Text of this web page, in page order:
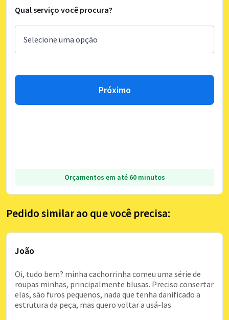
Qual serviço você procura?
Próximo
Orçamentos em até 60 minutos
Pedido similar ao que você precisa:
João
Oi, tudo bem? minha cachorrinha comeu uma série de
roupas minhas, principalmente blusas. Preciso consertar
elas, são furos pequenos, nada que tenha danificado a
estrutura da peça, mas quero voltar a usá-las